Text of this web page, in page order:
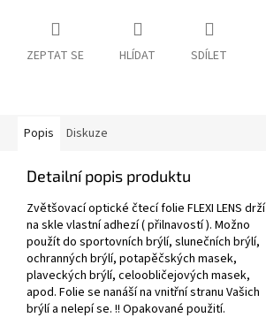
ZEPTAT SE HLÍDAT SDÍLET
Popis Diskuze
Detailní popis produktu
Zvětšovací optické čtecí folie FLEXI LENS drží
na skle vlastní adhezí (přilnavostí ). Možno
použít do sportovních brýlí, slunečních brýlí,
ochranných brýlí, potapěčských masek,
plaveckých brýlí, celoobličejových masek,
apod. Folie se nanáší na vnitřní stranu Vašich
brýlí a nelepí se. !! Opakované použití.